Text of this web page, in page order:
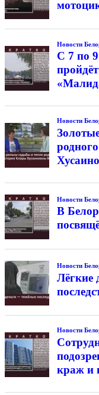
Новости
С 7 по
Новости
Новости
В
Новости
Лёгкие
Новости
краж и